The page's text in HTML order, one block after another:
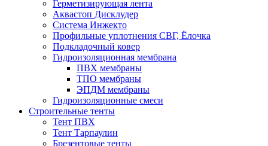
Герметизирующая лента
Аквастоп Дисклудер
Система Инжекто
Профильные уплотнения СВГ, Ёлочка
Подкладочный ковер
Гидроизоляционная мембрана
ПВХ мембраны
ТПО мембраны
ЭПДМ мембраны
Гидроизоляционные смеси
Строительные тенты
Тент ПВХ
Тент Тарпаулин
Брезентовые тенты